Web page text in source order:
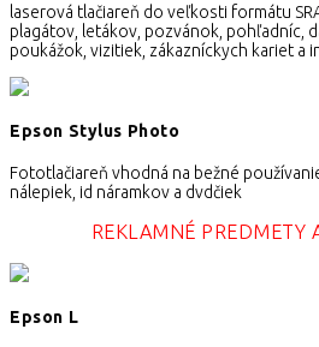
laserová tlačiareň do veľkosti formátu
plagátov, letákov, pozvánok, pohľadníc,
poukážok, vizitiek, zákazníckych kariet a
Epson Stylus Photo
Fototlačiareň vhodná na bežné
nálepiek, id náramkov a dvdčiek
REKLAMNÉ PREDMETY
Epson L